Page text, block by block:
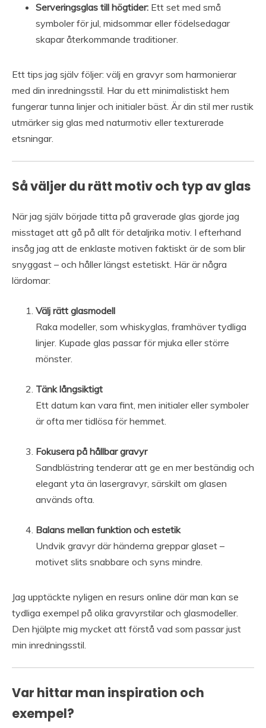
Serveringsglas till högtider: Ett set med små
symboler för jul, midsommar eller födelsedagar
skapar återkommande traditioner.
Ett tips jag själv följer: välj en gravyr som harmonierar
med din inredningsstil. Har du ett minimalistiskt hem
fungerar tunna linjer och initialer bäst. Är din stil mer rustik
utmärker sig glas med naturmotiv eller texturerade
etsningar.
Så väljer du rätt motiv och typ av glas
När jag själv började titta på graverade glas gjorde jag
misstaget att gå på allt för detaljrika motiv. I efterhand
insåg jag att de enklaste motiven faktiskt är de som blir
snyggast – och håller längst estetiskt. Här är några
lärdomar:
Välj rätt glasmodell
Raka modeller, som whiskyglas, framhäver tydliga
linjer. Kupade glas passar för mjuka eller större
mönster.
Tänk långsiktigt
Ett datum kan vara fint, men initialer eller symboler
är ofta mer tidlösa för hemmet.
Fokusera på hållbar gravyr
Sandblästring tenderar att ge en mer beständig och
elegant yta än lasergravyr, särskilt om glasen
används ofta.
Balans mellan funktion och estetik
Undvik gravyr där händerna greppar glaset –
motivet slits snabbare och syns mindre.
Jag upptäckte nyligen en resurs online där man kan se
tydliga exempel på olika gravyrstilar och glasmodeller.
Den hjälpte mig mycket att förstå vad som passar just
min inredningsstil.
Var hittar man inspiration och
exempel?